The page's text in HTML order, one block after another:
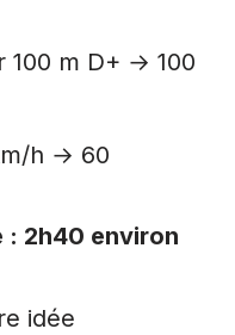
100 m D+ → 100
h → 60
: 2h40 environ
idée